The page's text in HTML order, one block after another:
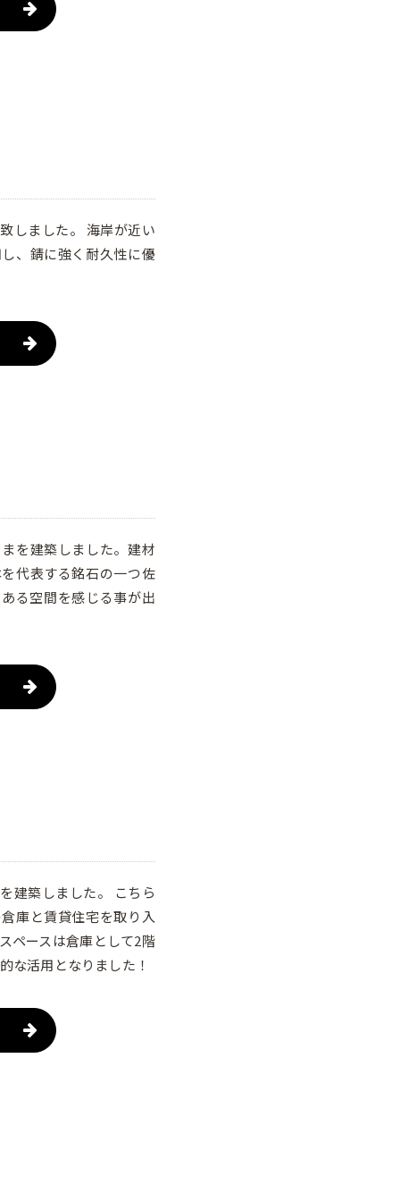
しました。 海岸が近い
、錆に強く耐久性に優
を建築しました。建材
代表する銘石の一つ佐
る空間を感じる事が出
建築しました。 こちら
庫と賃貸住宅を取り入
ペースは倉庫として2階
な活用となりました！